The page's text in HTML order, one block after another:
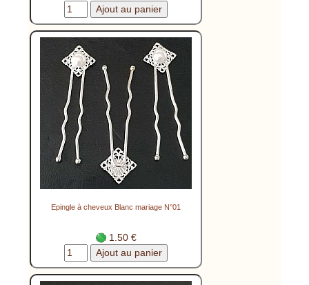
Epingle à cheveux Blanc mariage N°01
1.50 €